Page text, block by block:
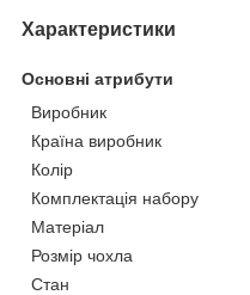
Характеристики
Основні атрибути
Виробник
Країна виробник
Колір
Комплектація набору
Матеріал
Розмір чохла
Стан